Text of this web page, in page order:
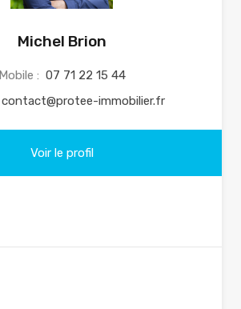
Michel Brion
Mobile : 07 71 22 15 44‬
contact@protee-immobilier.fr
Voir le profil